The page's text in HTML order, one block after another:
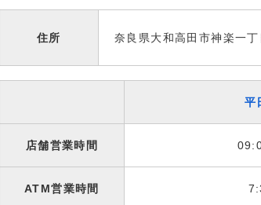
住所 奈良県大和高田市神楽一
平
店舗営業時間
ATM営業時間